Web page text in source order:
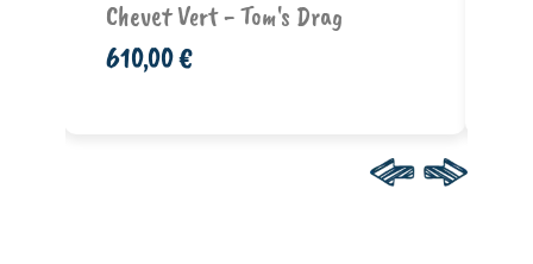
Chevet Vert - Tom's Drag
610,00 €